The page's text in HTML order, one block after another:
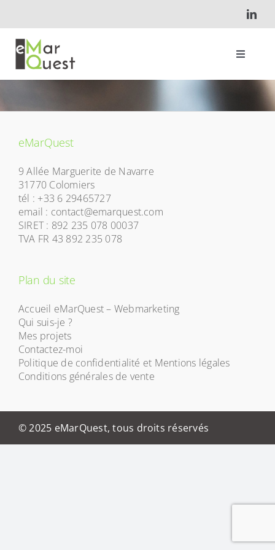
Toggle
Qui suis-je ?
Projets
Contact
eMarQuest
9 Allée Marguerite de Navarre
31770 Colomiers
tél : +33 6 29465727
email : contact@emarquest.com
SIRET : 892 235 078 00037
TVA FR 43 892 235 078
Plan du site
Accueil eMarQuest – Webmarketing
Qui suis-je ?
Mes projets
Contactez-moi
Politique de confidentialité et Mentions légales
Conditions générales de vente
© 2025 eMarQuest, tous droits réservés